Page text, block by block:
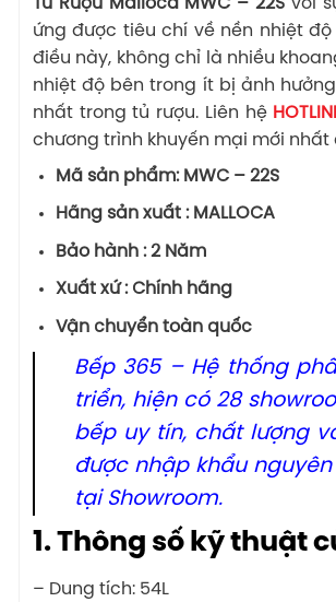
ứng được tiêu chí về nền nhiệt
điều này, không chỉ là nhiều
nhiệt độ bên trong ít bị ảnh
nhất trong tủ rượu. Liên hệ
chương trình khuyến mại mới nhất
Mã sản phẩm: MWC – 22S
Hãng sản xuất : MALLOCA
Bảo hành : 2 Năm
Xuất xứ : Chính hãng
Vận chuyển toàn quốc
Bếp 365 – Hệ thống
triển, hiện có 28
bếp uy tín, chất lượng
được nhập khẩu
tại Showroom.
1. Thông số kỹ thuật
– Dung tích: 54L